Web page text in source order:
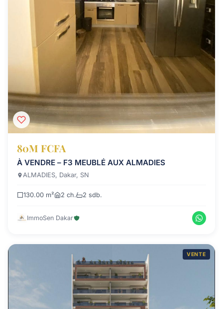
80M FCFA
À VENDRE – F3 MEUBLÉ AUX ALMADIES
ALMADIES, Dakar, SN
130.00 m² 2 ch. 2 sdb.
ImmoSen Dakar
VENTE